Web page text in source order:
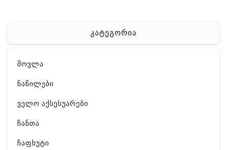
კატეგორია
მოვლა
ნაწილები
ველო აქსესუარები
ჩანთა
ჩაფხუტი